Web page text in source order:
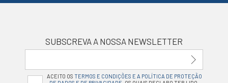
SUBSCREVA A NOSSA NEWSLETTER
ACEITO OS TERMOS E CONDIÇÕES E A POLÍTICA DE PROTEÇÃO